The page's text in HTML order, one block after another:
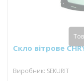
Скло вітрове
Виробник: SEKURIT